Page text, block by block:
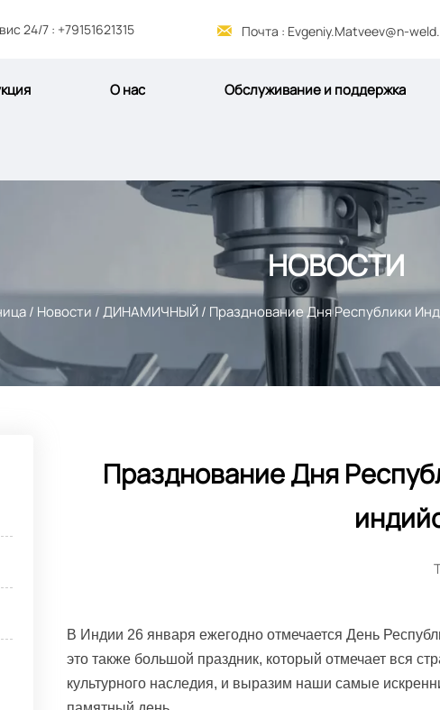
24/7 : +79151621315  Почта : Evgeniy.Matveev@n-
О нас Обслуживание и поддержка
НОВОСТИ
/ Новости /ДИНАМИЧНЫЙ/ Празднование Дня Республики
Празднование Дня
В Индии 26 января ежегодно отмечается День
это также большой праздник, который отмечает вся
культурного наследия, и выразим наши самые